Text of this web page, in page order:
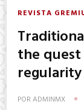
REVISTA
the
regularity
POR ADMINMX